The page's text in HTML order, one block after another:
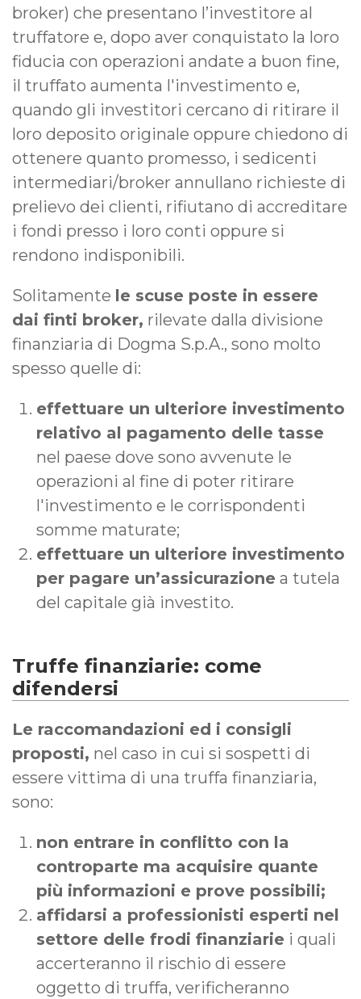
broker) che presentano l’investitore al
truffatore e, dopo aver conquistato la loro
fiducia con operazioni andate a buon fine,
il truffato aumenta l'investimento e,
quando gli investitori cercano di ritirare il
loro deposito originale oppure chiedono di
ottenere quanto promesso, i sedicenti
intermediari/broker annullano richieste di
prelievo dei clienti, rifiutano di accreditare
i fondi presso i loro conti oppure si
rendono indisponibili.
Solitamente le scuse poste in essere
dai finti broker, rilevate dalla divisione
finanziaria di Dogma S.p.A., sono molto
spesso quelle di:
effettuare un ulteriore investimento
relativo al pagamento delle tasse
nel paese dove sono avvenute le
operazioni al fine di poter ritirare
l'investimento e le corrispondenti
somme maturate;
effettuare un ulteriore investimento
per pagare un’assicurazione a tutela
del capitale già investito.
Truffe finanziarie: come
difendersi
Le raccomandazioni ed i consigli
proposti, nel caso in cui si sospetti di
essere vittima di una truffa finanziaria,
sono:
non entrare in conflitto con la
controparte ma acquisire quante
più informazioni e prove possibili;
affidarsi a professionisti esperti nel
settore delle frodi finanziarie i quali
accerteranno il rischio di essere
oggetto di truffa, verificheranno